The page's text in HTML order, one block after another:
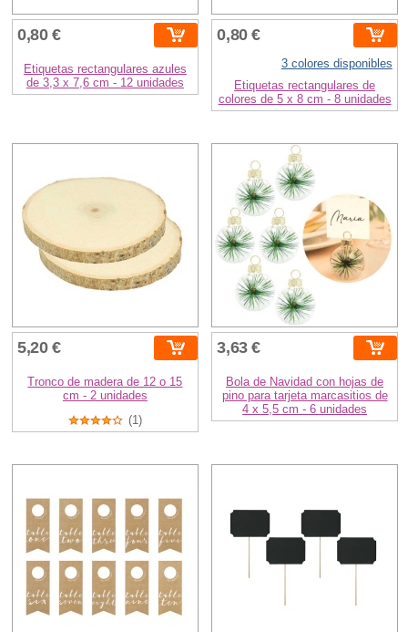
0,80 €
Etiquetas rectangulares azules
de 3,3 x 7,6 cm - 12 unidades
0,80 €
3 colores disponibles
Etiquetas rectangulares de
colores de 5 x 8 cm - 8 unidades
5,20 €
Tronco de madera de 12 o 15
cm - 2 unidades
(1)
3,63 €
Bola de Navidad con hojas de
pino para tarjeta marcasitios de
4 x 5,5 cm - 6 unidades